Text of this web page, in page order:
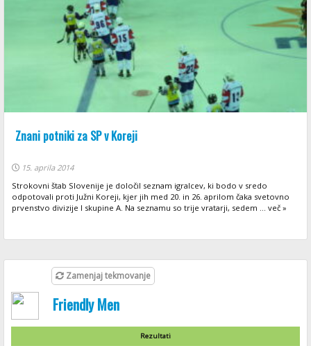
Znani potniki za SP v Koreji
15. aprila 2014
Strokovni štab Slovenije je določil seznam igralcev, ki bodo v sredo
odpotovali proti Južni Koreji, kjer jih med 20. in 26. aprilom čaka svetovno
prvenstvo divizije I skupine A. Na seznamu so trije vratarji, sedem ... več »
Zamenjaj tekmovanje
Friendly Men
Rezultati